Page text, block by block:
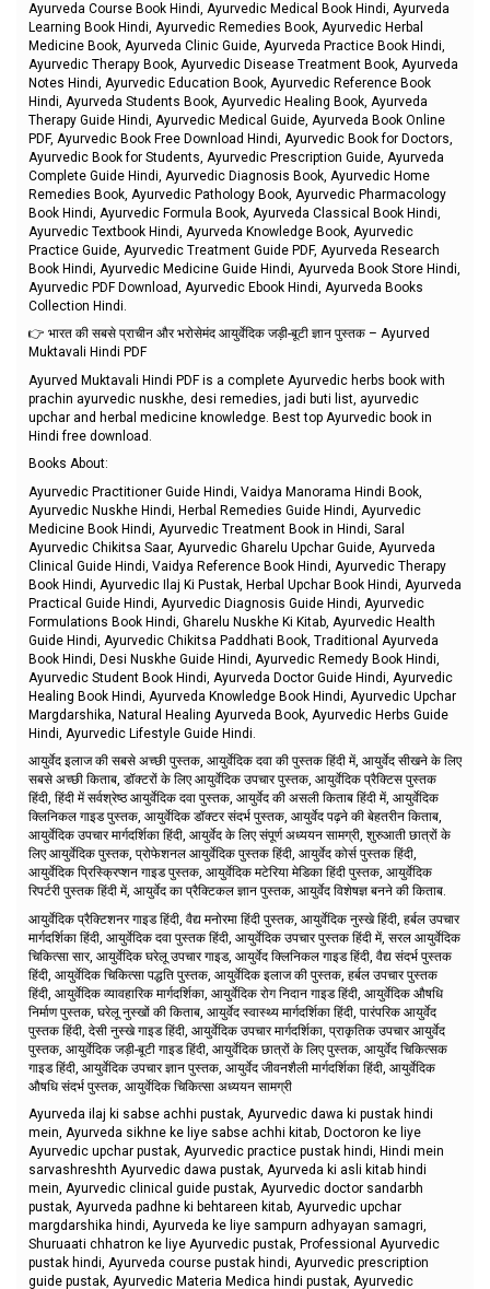
Ayurveda Course Book Hindi, Ayurvedic Medical Book Hindi, Ayurveda
Learning Book Hindi, Ayurvedic Remedies Book, Ayurvedic Herbal
Medicine Book, Ayurveda Clinic Guide, Ayurveda Practice Book Hindi,
Ayurvedic Therapy Book, Ayurvedic Disease Treatment Book, Ayurveda
Notes Hindi, Ayurvedic Education Book, Ayurvedic Reference Book
Hindi, Ayurveda Students Book, Ayurvedic Healing Book, Ayurveda
Therapy Guide Hindi, Ayurvedic Medical Guide, Ayurveda Book Online
PDF, Ayurvedic Book Free Download Hindi, Ayurvedic Book for Doctors,
Ayurvedic Book for Students, Ayurvedic Prescription Guide, Ayurveda
Complete Guide Hindi, Ayurvedic Diagnosis Book, Ayurvedic Home
Remedies Book, Ayurvedic Pathology Book, Ayurvedic Pharmacology
Book Hindi, Ayurvedic Formula Book, Ayurveda Classical Book Hindi,
Ayurvedic Textbook Hindi, Ayurveda Knowledge Book, Ayurvedic
Practice Guide, Ayurvedic Treatment Guide PDF, Ayurveda Research
Book Hindi, Ayurvedic Medicine Guide Hindi, Ayurveda Book Store Hindi,
Ayurvedic PDF Download, Ayurvedic Ebook Hindi, Ayurveda Books
Collection Hindi.
👉 भारत की सबसे प्राचीन और भरोसेमंद आयुर्वेदिक जड़ी-बूटी ज्ञान पुस्तक – Ayurved
Muktavali Hindi PDF
Ayurved Muktavali Hindi PDF is a complete Ayurvedic herbs book with
prachin ayurvedic nuskhe, desi remedies, jadi buti list, ayurvedic
upchar and herbal medicine knowledge. Best top Ayurvedic book in
Hindi free download.
Books About:
Ayurvedic Practitioner Guide Hindi, Vaidya Manorama Hindi Book,
Ayurvedic Nuskhe Hindi, Herbal Remedies Guide Hindi, Ayurvedic
Medicine Book Hindi, Ayurvedic Treatment Book in Hindi, Saral
Ayurvedic Chikitsa Saar, Ayurvedic Gharelu Upchar Guide, Ayurveda
Clinical Guide Hindi, Vaidya Reference Book Hindi, Ayurvedic Therapy
Book Hindi, Ayurvedic Ilaj Ki Pustak, Herbal Upchar Book Hindi, Ayurveda
Practical Guide Hindi, Ayurvedic Diagnosis Guide Hindi, Ayurvedic
Formulations Book Hindi, Gharelu Nuskhe Ki Kitab, Ayurvedic Health
Guide Hindi, Ayurvedic Chikitsa Paddhati Book, Traditional Ayurveda
Book Hindi, Desi Nuskhe Guide Hindi, Ayurvedic Remedy Book Hindi,
Ayurvedic Student Book Hindi, Ayurveda Doctor Guide Hindi, Ayurvedic
Healing Book Hindi, Ayurveda Knowledge Book Hindi, Ayurvedic Upchar
Margdarshika, Natural Healing Ayurveda Book, Ayurvedic Herbs Guide
Hindi, Ayurvedic Lifestyle Guide Hindi.
आयुर्वेद इलाज की सबसे अच्छी पुस्तक, आयुर्वेदिक दवा की पुस्तक हिंदी में, आयुर्वेद सीखने के लिए
सबसे अच्छी किताब, डॉक्टरों के लिए आयुर्वेदिक उपचार पुस्तक, आयुर्वेदिक प्रैक्टिस पुस्तक
हिंदी, हिंदी में सर्वश्रेष्ठ आयुर्वेदिक दवा पुस्तक, आयुर्वेद की असली किताब हिंदी में, आयुर्वेदिक
क्लिनिकल गाइड पुस्तक, आयुर्वेदिक डॉक्टर संदर्भ पुस्तक, आयुर्वेद पढ़ने की बेहतरीन किताब,
आयुर्वेदिक उपचार मार्गदर्शिका हिंदी, आयुर्वेद के लिए संपूर्ण अध्ययन सामग्री, शुरुआती छात्रों के
लिए आयुर्वेदिक पुस्तक, प्रोफेशनल आयुर्वेदिक पुस्तक हिंदी, आयुर्वेद कोर्स पुस्तक हिंदी,
आयुर्वेदिक प्रिस्क्रिप्शन गाइड पुस्तक, आयुर्वेदिक मटेरिया मेडिका हिंदी पुस्तक, आयुर्वेदिक
रिपर्टरी पुस्तक हिंदी में, आयुर्वेद का प्रैक्टिकल ज्ञान पुस्तक, आयुर्वेद विशेषज्ञ बनने की किताब.
आयुर्वेदिक प्रैक्टिशनर गाइड हिंदी, वैद्य मनोरमा हिंदी पुस्तक, आयुर्वेदिक नुस्खे हिंदी, हर्बल उपचार
मार्गदर्शिका हिंदी, आयुर्वेदिक दवा पुस्तक हिंदी, आयुर्वेदिक उपचार पुस्तक हिंदी में, सरल आयुर्वेदिक
चिकित्सा सार, आयुर्वेदिक घरेलू उपचार गाइड, आयुर्वेद क्लिनिकल गाइड हिंदी, वैद्य संदर्भ पुस्तक
हिंदी, आयुर्वेदिक चिकित्सा पद्धति पुस्तक, आयुर्वेदिक इलाज की पुस्तक, हर्बल उपचार पुस्तक
हिंदी, आयुर्वेदिक व्यावहारिक मार्गदर्शिका, आयुर्वेदिक रोग निदान गाइड हिंदी, आयुर्वेदिक औषधि
निर्माण पुस्तक, घरेलू नुस्खों की किताब, आयुर्वेद स्वास्थ्य मार्गदर्शिका हिंदी, पारंपरिक आयुर्वेद
पुस्तक हिंदी, देसी नुस्खे गाइड हिंदी, आयुर्वेदिक उपचार मार्गदर्शिका, प्राकृतिक उपचार आयुर्वेद
पुस्तक, आयुर्वेदिक जड़ी-बूटी गाइड हिंदी, आयुर्वेदिक छात्रों के लिए पुस्तक, आयुर्वेद चिकित्सक
गाइड हिंदी, आयुर्वेदिक उपचार ज्ञान पुस्तक, आयुर्वेद जीवनशैली मार्गदर्शिका हिंदी, आयुर्वेदिक
औषधि संदर्भ पुस्तक, आयुर्वेदिक चिकित्सा अध्ययन सामग्री
Ayurveda ilaj ki sabse achhi pustak, Ayurvedic dawa ki pustak hindi
mein, Ayurveda sikhne ke liye sabse achhi kitab, Doctoron ke liye
Ayurvedic upchar pustak, Ayurvedic practice pustak hindi, Hindi mein
sarvashreshth Ayurvedic dawa pustak, Ayurveda ki asli kitab hindi
mein, Ayurvedic clinical guide pustak, Ayurvedic doctor sandarbh
pustak, Ayurveda padhne ki behtareen kitab, Ayurvedic upchar
margdarshika hindi, Ayurveda ke liye sampurn adhyayan samagri,
Shuruaati chhatron ke liye Ayurvedic pustak, Professional Ayurvedic
pustak hindi, Ayurveda course pustak hindi, Ayurvedic prescription
guide pustak, Ayurvedic Materia Medica hindi pustak, Ayurvedic